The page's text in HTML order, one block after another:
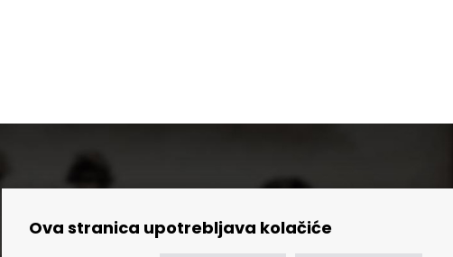
Ova stranica upotrebljava kolačiće
🢒 Izvještaji